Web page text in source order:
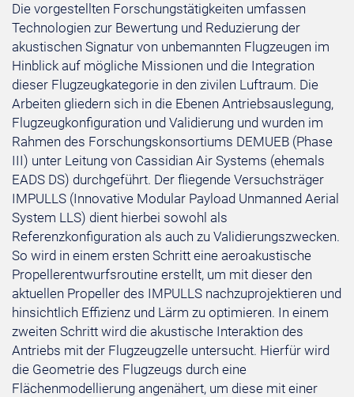
Die vorgestellten Forschungstätigkeiten umfassen
Technologien zur Bewertung und Reduzierung der
akustischen Signatur von unbemannten Flugzeugen im
Hinblick auf mögliche Missionen und die Integration
dieser Flugzeugkategorie in den zivilen Luftraum. Die
Arbeiten gliedern sich in die Ebenen Antriebsauslegung,
Flugzeugkonfiguration und Validierung und wurden im
Rahmen des Forschungskonsortiums DEMUEB (Phase
III) unter Leitung von Cassidian Air Systems (ehemals
EADS DS) durchgeführt. Der fliegende Versuchsträger
IMPULLS (Innovative Modular Payload Unmanned Aerial
System LLS) dient hierbei sowohl als
Referenzkonfiguration als auch zu Validierungszwecken.
So wird in einem ersten Schritt eine aeroakustische
Propellerentwurfsroutine erstellt, um mit dieser den
aktuellen Propeller des IMPULLS nachzuprojektieren und
hinsichtlich Effizienz und Lärm zu optimieren. In einem
zweiten Schritt wird die akustische Interaktion des
Antriebs mit der Flugzeugzelle untersucht. Hierfür wird
die Geometrie des Flugzeugs durch eine
Flächenmodellierung angenähert, um diese mit einer